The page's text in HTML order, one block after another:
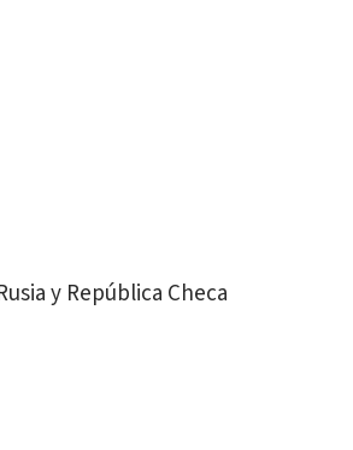
y República Checa